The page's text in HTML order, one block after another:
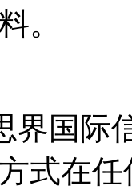
。
界国际
式在